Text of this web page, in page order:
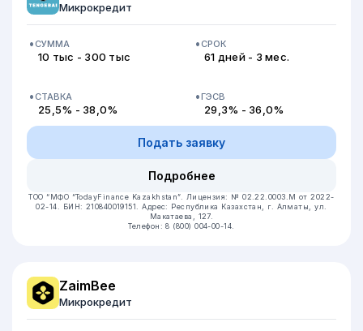
Микрокредит
СУММА
10 тыс - 300 тыс
СРОК
61 дней - 3 мес.
СТАВКА
25,5% - 38,0%
ГЭСВ
29,3% - 36,0%
Подать заявку
Подробнее
ТОО “МФО “TodayFinance Kazakhstan”.
Лицензия: № 02.22.0003.М от 2022-
02-14.
БИН: 210840019151.Адрес: Республика Казахстан, г. Алматы, ул.
Макатаева, 127.
Телефон: 8 (800) 004-00-14.
ZaimBee
Микрокредит